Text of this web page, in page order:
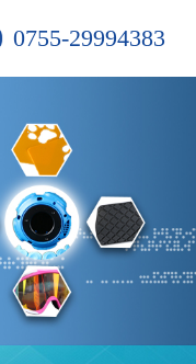
0755-29994383